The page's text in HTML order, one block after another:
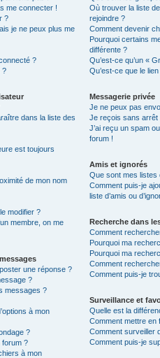
me connecter !
?
je ne peux plus me
?
?
dans la liste des
est toujours
de mon nom
modifier ?
membre, on me
une réponse ?
?
messages ?
à mon
?
forum ?
à mon
Où trouver la liste
rejoindre ?
Comment devenir
Pourquoi certains
différente ?
Qu’est-ce qu’un «
Qu’est-ce que le
Messagerie privée
Je ne peux pas
Je reçois sans arrêt
J’ai reçu un spam
forum !
Amis et ignorés
Que sont mes listes
Comment puis-je
liste d’amis ou
Recherche dans
Comment
Pourquoi ma
Pourquoi ma
Comment
Comment puis-je
Surveillance et
Quelle est la
Comment mettre en
Comment surveiller
Comment puis-je